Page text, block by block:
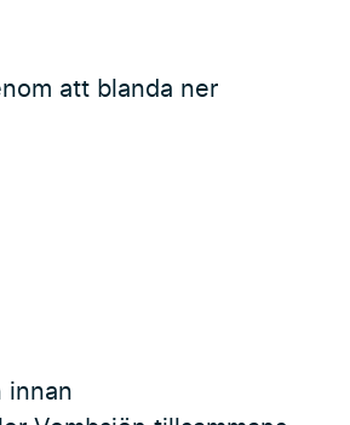
att blanda ner
innan